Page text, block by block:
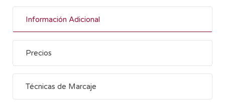
Información Adicional
Precios
Técnicas de Marcaje